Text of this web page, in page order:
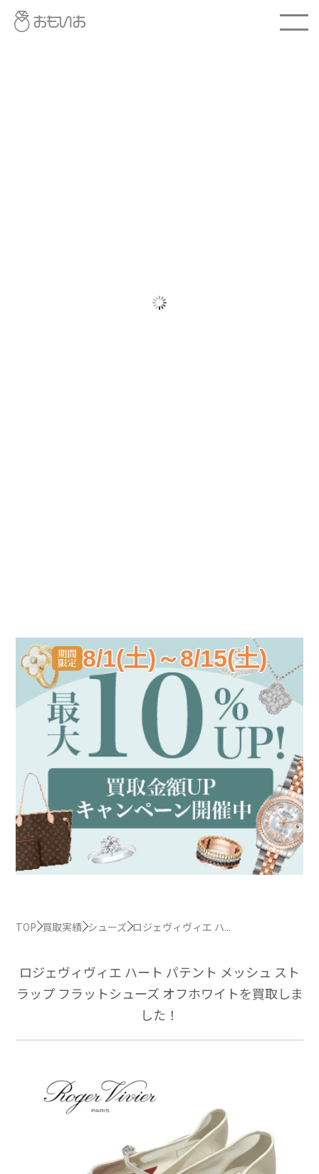
8/1(土)～8/15(土)
TOP 買取実績 シューズ ロジェヴィヴィエ ハ...
ロジェヴィヴィエ ハート パテント メッシュ スト
ラップ フラットシューズ オフホワイトを買取しま
した！